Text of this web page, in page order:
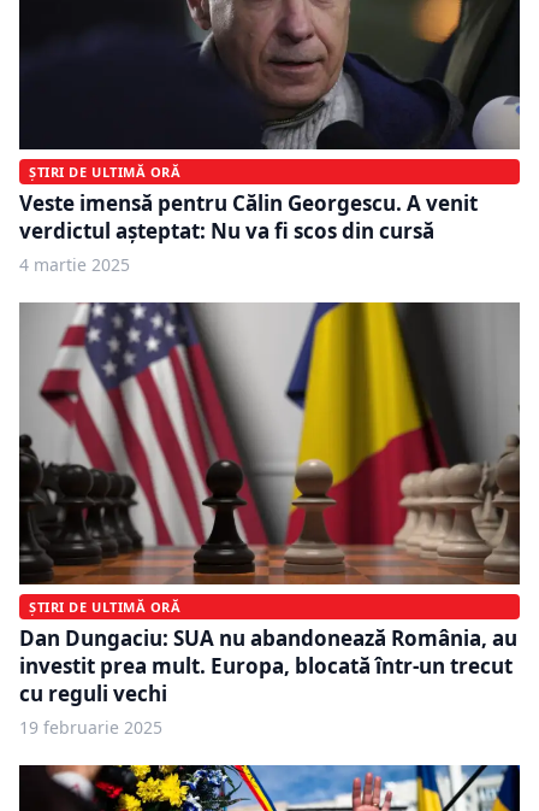
ȘTIRI DE ULTIMĂ ORĂ
Veste imensă pentru Călin Georgescu. A venit
verdictul așteptat: Nu va fi scos din cursă
4 martie 2025
ȘTIRI DE ULTIMĂ ORĂ
Dan Dungaciu: SUA nu abandonează România, au
investit prea mult. Europa, blocată într-un trecut
cu reguli vechi
19 februarie 2025